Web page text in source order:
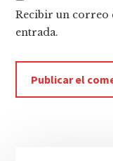
Recibir un correo
entrada.